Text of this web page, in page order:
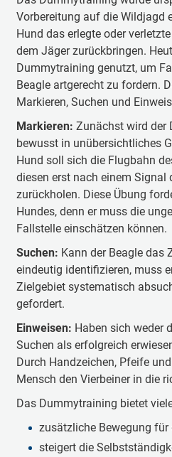
Vorbereitung auf die Wildjagd
Hund das erlegte oder
dem Jäger zurückbringen.
Dummytraining genutzt, um
Beagle artgerecht zu fordern.
Markieren, Suchen und
Markieren: Zunächst wird der
bewusst in unübersichtliches
Hund soll sich die Flugbahn
diesen erst nach einem Signal
zurückholen. Diese Übung
Hundes, denn er muss die
Fallstelle einschätzen können.
Suchen: Kann der Beagle das
eindeutig identifizieren, muss
Zielgebiet systematisch
gefordert.
Einweisen: Haben sich weder
Suchen als erfolgreich
Durch Handzeichen, Pfeife
Mensch den Vierbeiner in die
Das Dummytraining bietet
zusätzliche Bewegung für
steigert die